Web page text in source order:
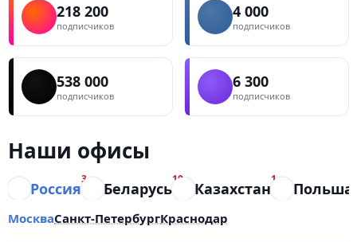
218 200
подписчиков
4 000
подписчиков
538 000
подписчиков
6 300
подписчиков
Наши офисы
Россия
3
Беларусь
10
Казахстан
1
Польша
МоскваСанкт-ПетербургКраснодар